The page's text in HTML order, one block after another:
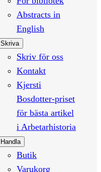
Abstracts in
English
Skriva
Skriv för oss
Kontakt
Kjersti
Bosdotter-priset
för bästa artikel
i Arbetarhistoria
Handla
Butik
Varukorg